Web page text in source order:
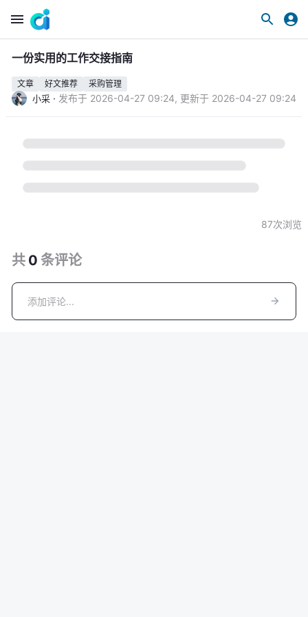
一份实用的工作交接指南
文章 好文推荐 采购管理
小采 · 发布于 2026-04-27 09:24, 更新于 2026-04-27 09:24
87次浏览
共 0 条评论